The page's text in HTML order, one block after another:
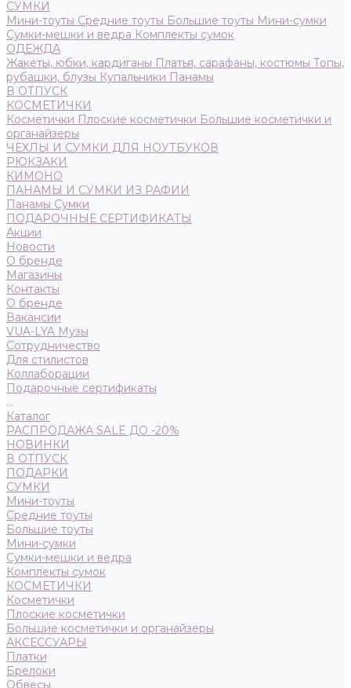
СУМКИ
Мини-тоуты Средние тоуты Большие тоуты Мини-сумки
Сумки-мешки и ведра Комплекты сумок
ОДЕЖДА
Жакеты, юбки, кардиганы Платья, сарафаны, костюмы Топы,
рубашки, блузы Купальники Панамы
В ОТПУСК
КОСМЕТИЧКИ
Косметички Плоские косметички Большие косметички и
органайзеры
ЧЕХЛЫ И СУМКИ ДЛЯ НОУТБУКОВ
РЮКЗАКИ
КИМОНО
ПАНАМЫ И СУМКИ ИЗ РАФИИ
Панамы Сумки
ПОДАРОЧНЫЕ СЕРТИФИКАТЫ
Акции
Новости
О бренде
Магазины
Контакты
О бренде
Вакансии
VUA-LYA Музы
Сотрудничество
Для стилистов
Коллаборации
Подарочные сертификаты
...
Каталог
РАСПРОДАЖА SALE ДО -20%
НОВИНКИ
В ОТПУСК
ПОДАРКИ
СУМКИ
Мини-тоуты
Средние тоуты
Большие тоуты
Мини-сумки
Сумки-мешки и ведра
Комплекты сумок
КОСМЕТИЧКИ
Косметички
Плоские косметички
Большие косметички и органайзеры
АКСЕССУАРЫ
Платки
Брелоки
Обвесы